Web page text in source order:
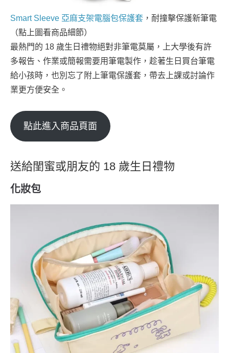
Smart Sleeve 亞麻支架電腦包保護套 ，耐撞擊保護新筆電
（點上圖看商品細節）
最熱門的 18 歲生日禮物絕對非筆電莫屬，上大學後有許
多報告、作業或簡報需要用筆電製作，趁著生日買台筆電
給小孩時，也別忘了附上筆電保護套，帶去上課或討論作
業更方便安全。
點此進入商品頁面
送給閨蜜或朋友的 18 歲生日禮物
化妝包